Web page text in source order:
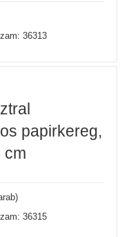
36313
papirkereg,
cm
36315